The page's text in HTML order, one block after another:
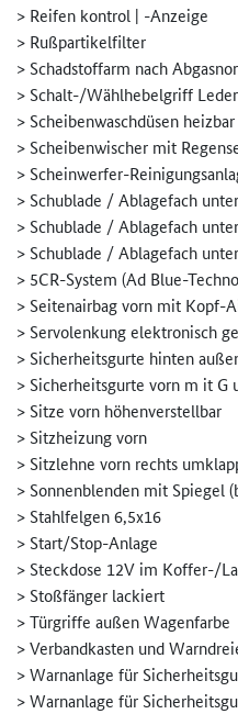
> Reifen kontrol | -Anzeige
> Rußpartikelfilter
> Schadstoffarm nach
> Schalt-/Wählhebelgriff Leder
> Scheibenwaschdüsen heizbar
> Scheibenwischer mit
> Scheinwerfer-
> Schublade / Ablagefach
> Schublade / Ablagefach
> Schublade / Ablagefach
> 5CR-System (Ad Blue-
> Seitenairbag vorn mit Kopf-
> Servolenkung elektronisch
> Sicherheitsgurte hinten
> Sicherheitsgurte vorn m it G
> Sitze vorn höhenverstellbar
> Sitzheizung vorn
> Sitzlehne vorn rechts
> Sonnenblenden mit Spiegel
> Stahlfelgen 6,5x16
> Start/Stop-Anlage
> Steckdose 12V im Koffer-/
> Stoßfänger lackiert
> Türgriffe außen Wagenfarbe
> Verbandkasten und
> Warnanlage für
> Warnanlage für